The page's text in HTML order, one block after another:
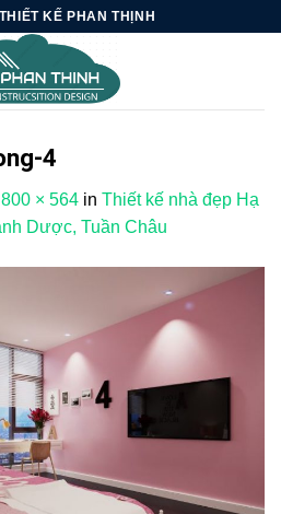
KẾ PHAN THỊNH
4
800 × 564 in Thiết kế nhà đẹp Hạ
Dược, Tuần Châu